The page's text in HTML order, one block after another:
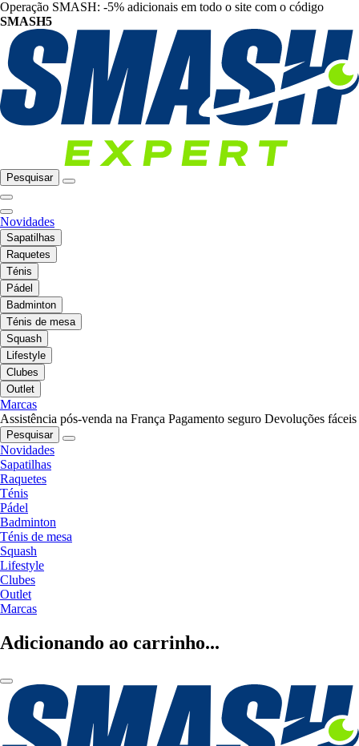
Operação SMASH: -5% adicionais em todo o site com o código
SMASH5
Pesquisar
Novidades
Sapatilhas
Raquetes
Ténis
Pádel
Badminton
Ténis de mesa
Squash
Lifestyle
Clubes
Outlet
Marcas
Assistência pós-venda na França Pagamento seguro Devoluções fáceis
Pesquisar
Novidades
Sapatilhas
Raquetes
Ténis
Pádel
Badminton
Ténis de mesa
Squash
Lifestyle
Clubes
Outlet
Marcas
Adicionando ao carrinho...